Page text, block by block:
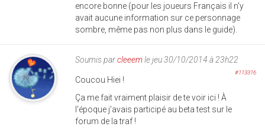
encore bonne (pour les joueurs Français il n'y
avait aucune information sur ce personnage
sombre, même pas non plus dans le guide).
Soumis parcleeemle jeu 30/10/2014 à 23h22
#113316
Coucou Hiei !
Ça me fait vraiment plaisir de te voir ici ! À
l'époque j'avais participé au beta test sur le
forum de la traf !